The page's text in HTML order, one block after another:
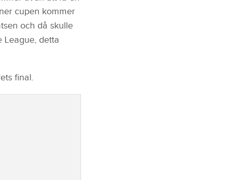
cupen kommer
och då skulle
League, detta
final.